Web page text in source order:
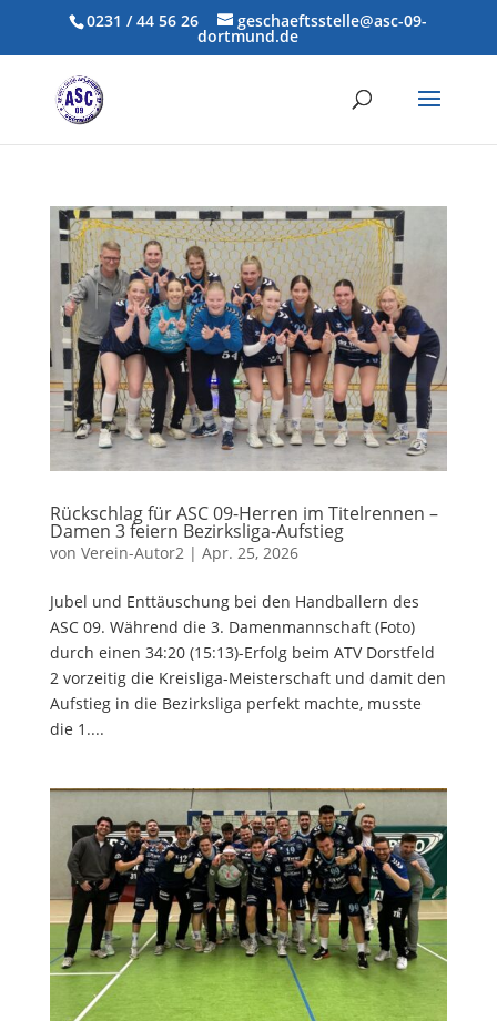
0231 / 44 56 26 geschaeftsstelle@asc-09-
dortmund.de
Rückschlag für ASC 09-Herren im Titelrennen –
Damen 3 feiern Bezirksliga-Aufstieg
von Verein-Autor2| Apr. 25, 2026
Jubel und Enttäuschung bei den Handballern des
ASC 09. Während die 3. Damenmannschaft (Foto)
durch einen 34:20 (15:13)-Erfolg beim ATV Dorstfeld
2 vorzeitig die Kreisliga-Meisterschaft und damit den
Aufstieg in die Bezirksliga perfekt machte, musste
die 1....